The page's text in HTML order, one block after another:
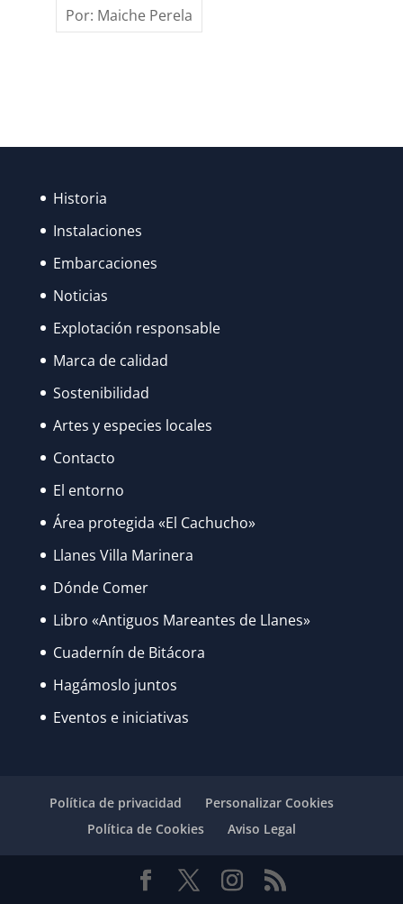
Por: Maiche Perela
Historia
Instalaciones
Embarcaciones
Noticias
Explotación responsable
Marca de calidad
Sostenibilidad
Artes y especies locales
Contacto
El entorno
Área protegida «El Cachucho»
Llanes Villa Marinera
Dónde Comer
Libro «Antiguos Mareantes de Llanes»
Cuadernín de Bitácora
Hagámoslo juntos
Eventos e iniciativas
Política de privacidad
Personalizar Cookies
Política de Cookies
Aviso Legal